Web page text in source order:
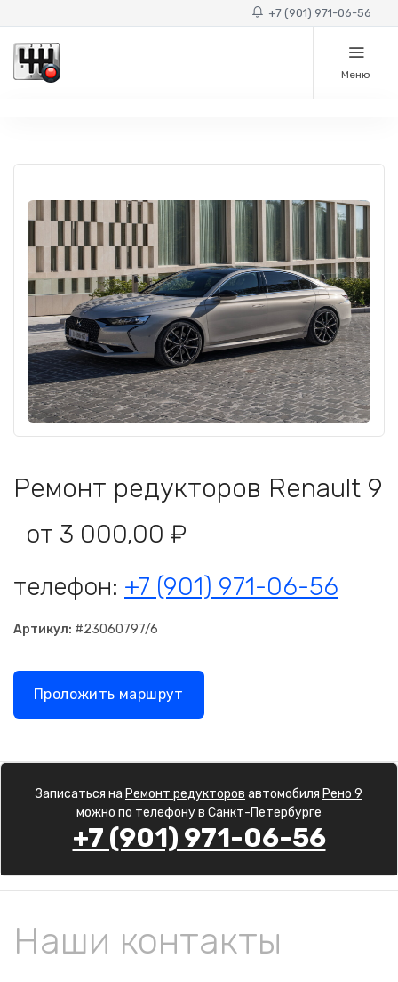
+7 (901) 971-06-56
Меню
Ремонт редукторов Renault 9
от 3 000,00 ₽
телефон: +7 (901) 971-06-56
Артикул: #23060797/6
Проложить маршрут
Записаться на Ремонт редукторов автомобиля Рено 9
можно по телефону в Санкт-Петербурге
+7 (901) 971-06-56
Наши контакты